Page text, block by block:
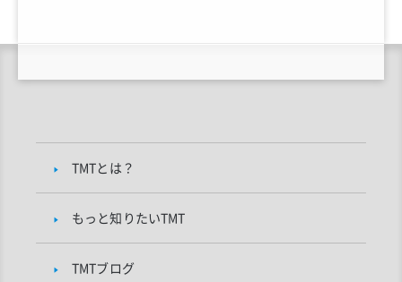
TMTとは？
もっと知りたいTMT
TMTブログ